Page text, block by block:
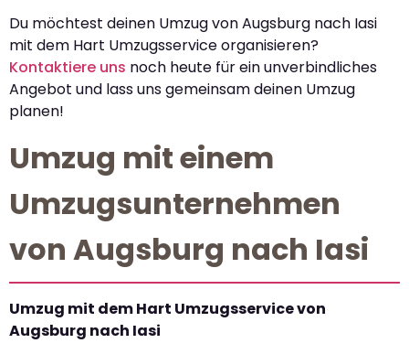
Du möchtest deinen Umzug von Augsburg nach Iasi
mit dem Hart Umzugsservice organisieren?
Kontaktiere uns noch heute für ein unverbindliches
Angebot und lass uns gemeinsam deinen Umzug
planen!
Umzug mit einem
Umzugsunternehmen
von Augsburg nach Iasi
Umzug mit dem Hart Umzugsservice von
Augsburg nach Iasi